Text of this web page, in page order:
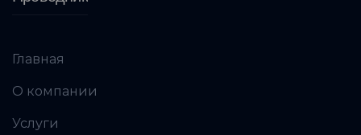
Главная
О компании
Услуги